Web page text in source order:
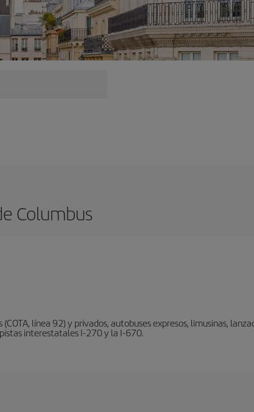
Columbus
línea 92) y privados, autobuses expresos, limusinas,
interestatales I-270 y la I-670.